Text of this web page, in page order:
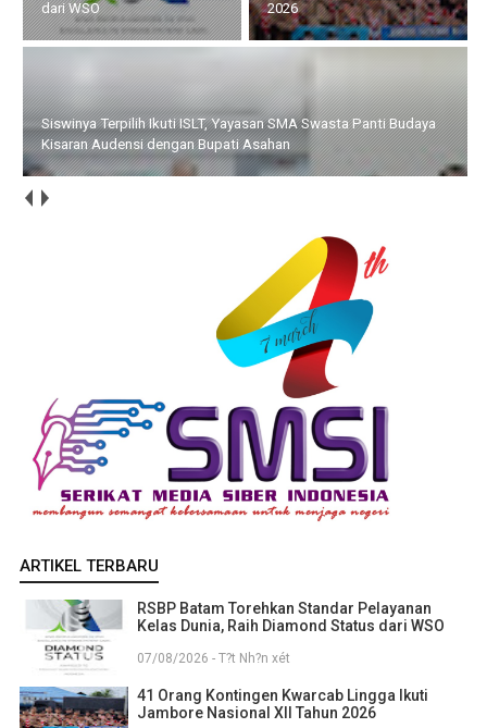
2026
dengan Bupati Asahan
Serahkan Bantuan kepada Poklak Kelurahan Sentang, Yusnila
Indriati : Semoga Dapat Meningkatkan Kualitas dan
Produktivitas Usaha
ARTIKEL TERBARU
RSBP Batam Torehkan Standar Pelayanan
Kelas Dunia, Raih Diamond Status dari WSO
07/08/2026 - T?t Nh?n xét
41 Orang Kontingen Kwarcab Lingga Ikuti
Jambore Nasional XII Tahun 2026